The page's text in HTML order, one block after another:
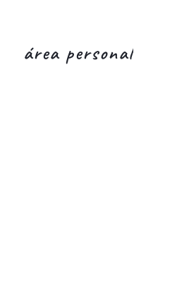
área personal